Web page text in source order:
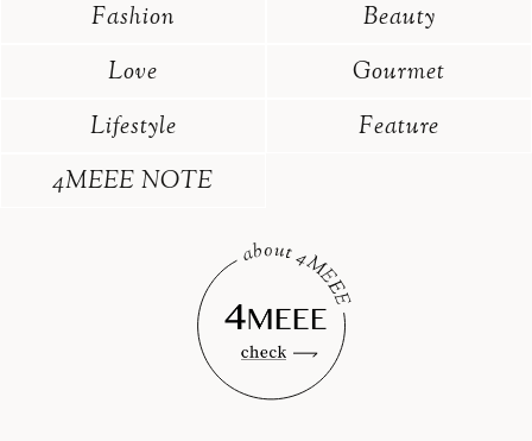
Fashion
Beauty
Love
Gourmet
Lifestyle
Feature
4MEEE NOTE